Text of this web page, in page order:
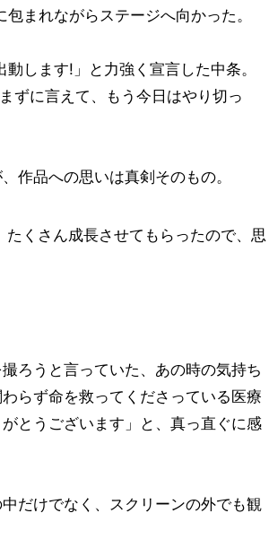
まれながらステージへ向かった。
します!」と力強く宣言した中条。
ずに言えて、もう今日はやり切っ
作品への思いは真剣そのもの。
たくさん成長させてもらったので、思
ろうと言っていた、あの時の気持ち
らず命を救ってくださっている医療
とうございます」と、真っ直ぐに感
だけでなく、スクリーンの外でも観